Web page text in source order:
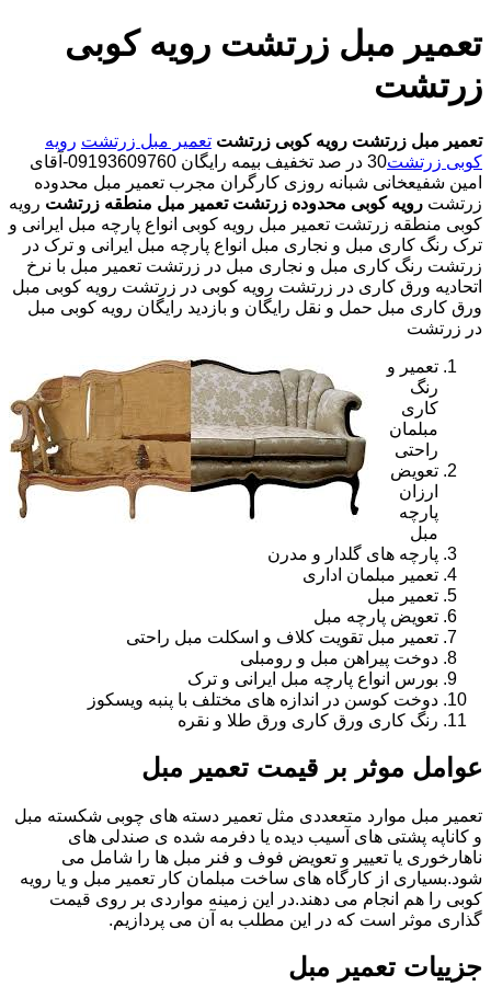
تعمیر مبل زرتشت رویه کوبی
زرتشت
تعمیر مبل زرتشت رویه کوبی زرتشت تعمیر مبل زرتشت رویه
کوبی زرتشت
30 در صد تخفیف بیمه رایگان 09193609760-آقای
امین شفیعخانی شبانه روزی کارگران مجرب تعمیر مبل محدوده
زرتشت رویه کوبی محدوده زرتشت تعمیر مبل منطقه زرتشت رویه
کوبی منطقه زرتشت تعمیر مبل رویه کوبی انواع پارچه مبل ایرانی و
ترک رنگ کاری مبل و نجاری مبل انواع پارچه مبل ایرانی و ترک در
زرتشت رنگ کاری مبل و نجاری مبل در زرتشت تعمیر مبل با نرخ
اتحادیه ورق کاری در زرتشت رویه کوبی در زرتشت رویه کوبی مبل
ورق کاری مبل حمل و نقل رایگان و بازدید رایگان رویه کوبی مبل
در زرتشت
تعمیر و
رنگ
کاری
مبلمان
راحتی
تعویض
ارزان
پارچه
مبل
پارچه های گلدار و مدرن
تعمیر مبلمان اداری
تعمیر مبل
تعویض پارچه مبل
تعمیر مبل تقویت کلاف و اسکلت مبل راحتی
دوخت پیراهن مبل و رومبلی
بورس انواع پارچه مبل ایرانی و ترک
دوخت کوسن در اندازه های مختلف با پنبه ویسکوز
رنگ کاری ورق کاری ورق طلا و نقره
عوامل موثر بر قیمت تعمیر مبل
تعمیر مبل موارد متععددی مثل تعمیر دسته های چوبی شکسته مبل
و کاناپه پشتی های آسیب دیده یا دفرمه شده ی صندلی های
ناهارخوری یا تعییر و تعویض فوف و فنر مبل ها را شامل می
شود.بسیاری از کارگاه های ساخت مبلمان کار تعمیر مبل و یا رویه
کوبی را هم انجام می دهند.در این زمینه مواردی بر روی قیمت
گذاری موثر است که در این مطلب به آن می پردازیم.
جزییات تعمیر مبل